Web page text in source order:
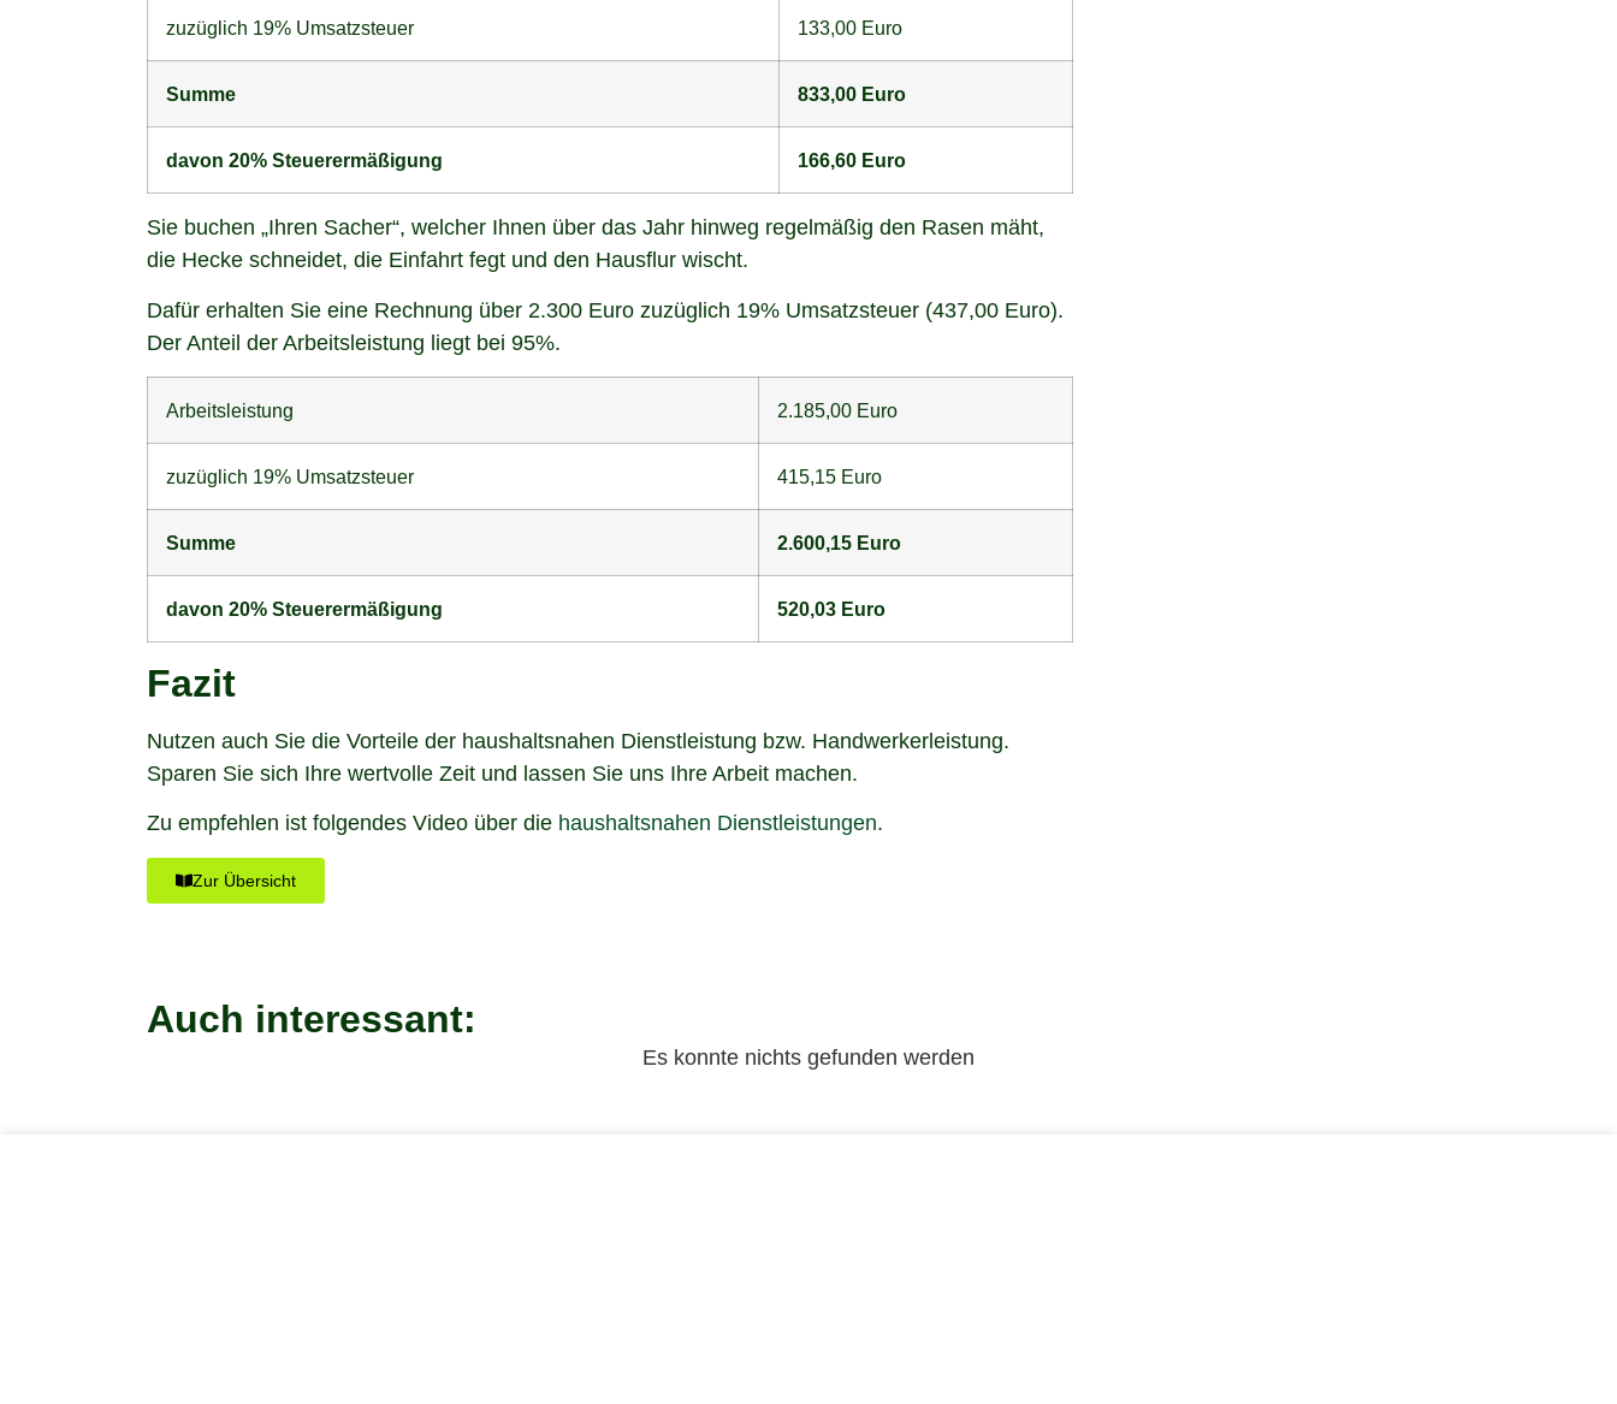
zuzüglich 19% Umsatzsteuer 133,00 Euro
Summe 833,00 Euro
davon 20% Steuerermäßigung 166,60 Euro
Sie buchen „Ihren Sacher“, welcher Ihnen über das Jahr hinweg regelmäßig den Rasen mäht,
die Hecke schneidet, die Einfahrt fegt und den Hausflur wischt.
Dafür erhalten Sie eine Rechnung über 2.300 Euro zuzüglich 19% Umsatzsteuer (437,00 Euro).
Der Anteil der Arbeitsleistung liegt bei 95%.
Arbeitsleistung 2.185,00 Euro
zuzüglich 19% Umsatzsteuer 415,15 Euro
Summe 2.600,15 Euro
davon 20% Steuerermäßigung 520,03 Euro
Fazit
Nutzen auch Sie die Vorteile der haushaltsnahen Dienstleistung bzw. Handwerkerleistung.
Sparen Sie sich Ihre wertvolle Zeit und lassen Sie uns Ihre Arbeit machen.
Zu empfehlen ist folgendes Video über die haushaltsnahen Dienstleistungen.
Zur Übersicht
Auch interessant:
Es konnte nichts gefunden werden